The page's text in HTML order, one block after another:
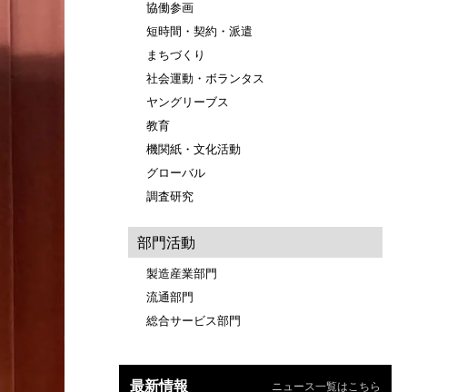
協働参画
短時間・契約・派遣
まちづくり
社会運動・ボランタス
ヤングリーブス
教育
機関紙・文化活動
グローバル
調査研究
部門活動
製造産業部門
流通部門
総合サービス部門
最新情報 ニュース一覧はこちら